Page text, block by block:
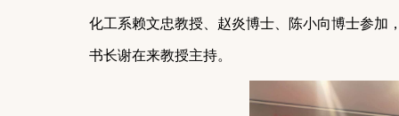
化工系赖文忠教授 、赵炎博士、陈小向博士参加
书长谢在来教授主持。